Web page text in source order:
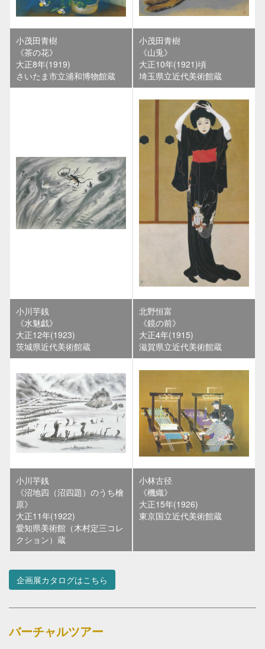
小茂田青樹
《茶の花》
大正8年(1919)
さいたま市立浦和博物館蔵
小茂田青樹
《山兎》
大正10年(1921)頃
埼玉県立近代美術館蔵
小川芋銭
《水魅戯》
大正12年(1923)
茨城県近代美術館蔵
北野恒富
《鏡の前》
大正4年(1915)
滋賀県立近代美術館蔵
小川芋銭
《沼地四（沼四題）のうち檜
原》
大正11年(1922)
愛知県美術館（木村定三コレ
クション）蔵
小林古径
《機織》
大正15年(1926)
東京国立近代美術館蔵
企画展カタログはこちら
バーチャルツアー